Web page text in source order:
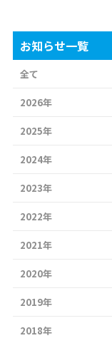
お知らせ一覧
全て
2026年
2025年
2024年
2023年
2022年
2021年
2020年
2019年
2018年